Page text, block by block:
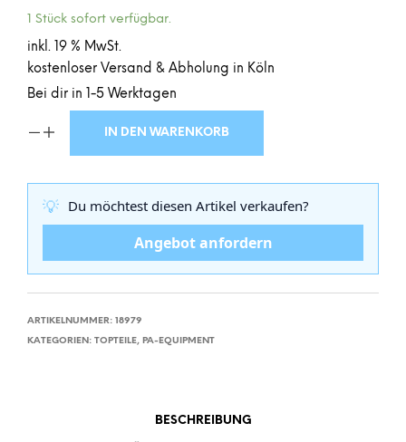
1 Stück sofort verfügbar.
inkl. 19 % MwSt.
kostenloser Versand & Abholung in Köln
Bei dir in 1-5 Werktagen
IN DEN WARENKORB
💡 Du möchtest diesen Artikel verkaufen?
Angebot anfordern
ARTIKELNUMMER: 18979
KATEGORIEN: TOPTEILE, PA-EQUIPMENT
BESCHREIBUNG